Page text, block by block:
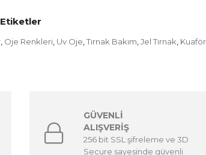
Etiketler
, Oje Renkleri, Uv Oje Tırnak Bakım Jel Tırnak
GÜVENLİ
ALIŞVERİŞ
256 bit SSL şifreleme ve 3D
Secure sayesinde güvenli